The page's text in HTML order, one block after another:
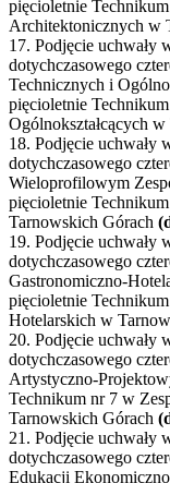
pięcioletnie
Architektonicznych w
17. Podjęcie uchwały
dotychczasowego
Technicznych i
pięcioletnie
Ogólnokształcących
18. Podjęcie uchwały
dotychczasowego
Wieloprofilowym
pięcioletnie
Tarnowskich Górach
19. Podjęcie uchwały
dotychczasowego
Gastronomiczno-
pięcioletnie
Hotelarskich w
20. Podjęcie uchwały
dotychczasowego
Artystyczno-
Technikum nr 7 w
Tarnowskich Górach
21. Podjęcie uchwały
dotychczasowego
Edukacji